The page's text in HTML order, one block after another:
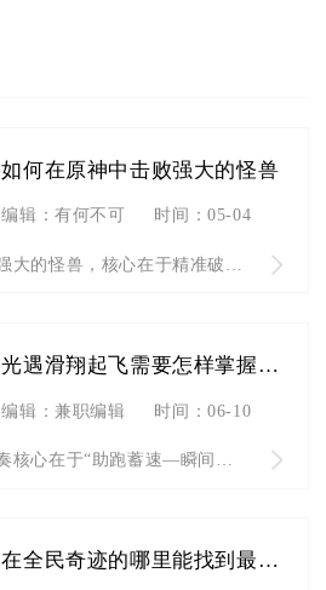
如何在原神中击败强大的怪兽
编辑：有何不可 时间：05-04
光遇滑翔起飞需要怎样掌握节奏
编辑：兼职编辑 时间：06-10
在全民奇迹的哪里能找到最多的怪物